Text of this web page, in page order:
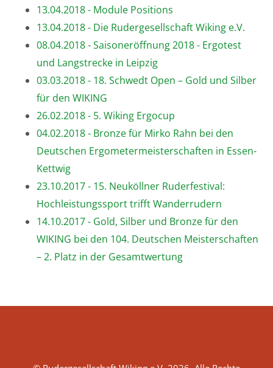
13.04.2018 - Module Positions
13.04.2018 - Die Rudergesellschaft Wiking e.V.
08.04.2018 - Saisoneröffnung 2018 - Ergotest
und Langstrecke in Leipzig
03.03.2018 - 18. Schwedt Open – Gold und Silber
für den WIKING
26.02.2018 - 5. Wiking Ergocup
04.02.2018 - Bronze für Mirko Rahn bei den
Deutschen Ergometermeisterschaften in Essen-
Kettwig
23.10.2017 - 15. Neuköllner Ruderfestival:
Hochleistungssport trifft Wanderrudern
14.10.2017 - Gold, Silber und Bronze für den
WIKING bei den 104. Deutschen Meisterschaften
– 2. Platz in der Gesamtwertung